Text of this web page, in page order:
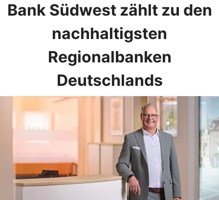
Bank Südwest zählt zu den
nachhaltigsten
Regionalbanken
Deutschlands